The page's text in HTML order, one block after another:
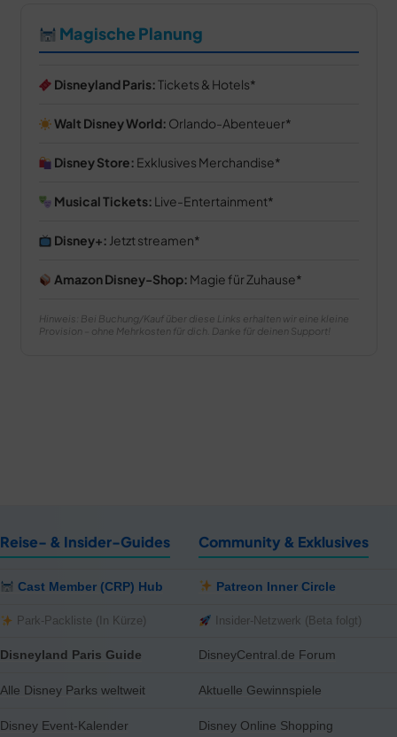
Magische Planung
Disneyland Paris:Tickets & Hotels
Walt Disney World: Orlando-Abenteuer
Disney Store: Exklusives Merchandise
Musical Tickets: Live-Entertainment
Disney+: Jetzt streamen
Amazon Disney-Shop: Magie für Zuhause
Hinweis: Bei Buchung/Kauf über diese Links erhalten wir eine kleine
Provision – ohne Mehrkosten für dich. Danke für deinen Support!
Reise- & Insider-Guides
Cast Member (CRP) Hub
Park-Packliste (In Kürze)
Disneyland Paris Guide
Alle Disney Parks weltweit
Disney Event-Kalender
Community & Exklusives
Patreon Inner Circle
Insider-Netzwerk (Beta folgt)
DisneyCentral.de Forum
Aktuelle Gewinnspiele
Disney Online Shopping